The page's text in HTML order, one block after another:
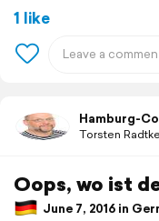
1 like
Hamburg-
Torsten Radtke
Oops, wo ist
June 7, 2016 in